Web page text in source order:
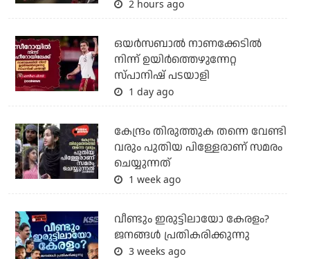
2 hours ago
ഒയര്‍സബാൽ നാണക്കേടിൽ
നിന്ന് ഉയിർത്തെഴുന്നേറ്റ
സ്പാനിഷ് പടയാളി
1 day ago
കേന്ദ്രം തിരുത്തുക തന്നെ വേണ്ടി
വരും പുതിയ പിള്ളേരാണ് സമരം
ചെയ്യുന്നത്
1 week ago
വീണ്ടും ഇരുട്ടിലായോ കേരളം?
ജനങ്ങൾ പ്രതികരിക്കുന്നു
3 weeks ago